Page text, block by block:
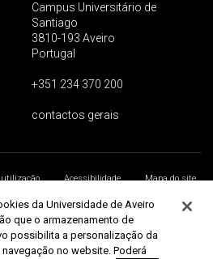
Campus Universitário de
Santiago
3810-193 Aveiro
Portugal
+351 234 370 200
contactos gerais
utilização Acessibilidade
Mapa do site
da Universidade de Aveiro
que o armazenamento de
possibilita a personalização da
no website. Poderá